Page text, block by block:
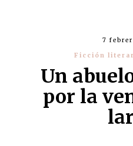
7
Ficción
Un
por la